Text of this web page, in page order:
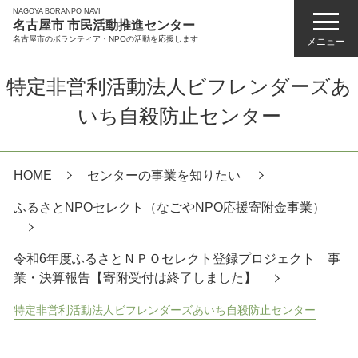
NAGOYA BORANPO NAVI
名古屋市 市民活動推進センター
名古屋市のボランティア・NPOの活動を応援します メニュー
特定非営利活動法人ビフレンダーズあ
いち自殺防止センター
HOME センターの事業を知りたい
ふるさとNPOセレクト（なごやNPO応援寄附金事業）
令和6年度ふるさとＮＰＯセレクト登録プロジェクト 事
業・決算報告【寄附受付は終了しました】
特定非営利活動法人ビフレンダーズあいち自殺防止センター